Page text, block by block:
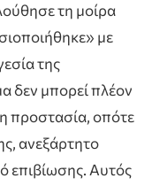
τη μοίρα
με
της
δεν μπορεί πλέον
προστασία, οπότε
ανεξάρτητο
επιβίωσης. Αυτός